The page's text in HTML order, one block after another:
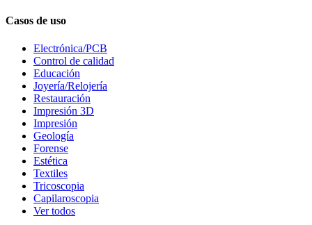
Casos de uso
Electrónica/PCB
Control de calidad
Educación
Joyería/Relojería
Restauración
Impresión 3D
Impresión
Geología
Forense
Estética
Textiles
Tricoscopia
Capilaroscopia
Ver todos